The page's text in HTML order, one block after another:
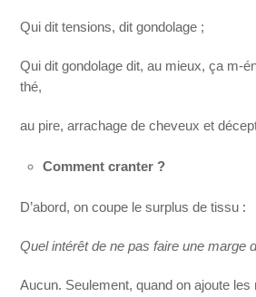
Qui dit tensions, dit gondolage ;
Qui dit gondolage dit, au mieux, ça m-
thé,
au pire, arrachage de cheveux et
Comment cranter ?
D’abord, on coupe le surplus de tissu :
Quel intérêt de ne pas faire une marge
Aucun. Seulement, quand on ajoute